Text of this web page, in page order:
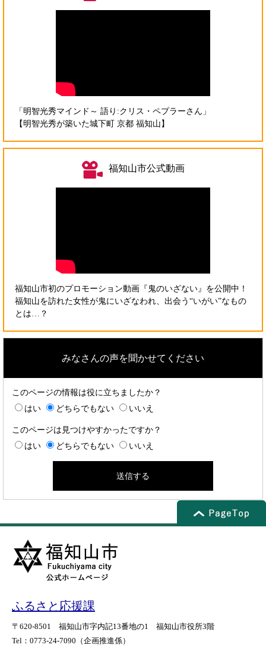
「明智光秀マインド～ 語り:クリス・ペプラーさん」
【明智光秀が築いた城下町 京都 福知山】
福知山市公式動画
福知山市初のプロモーション動画『鬼のいざない』を公開中！
福知山を訪れた女性が鬼にいざなわれ、出会う“いがい”なもの
とは…？
みなさんの声を聞かせてください
このページの情報は役に立ちましたか？
はい
どちらでもない いいえ
このページは見つけやすかったですか？
はい
どちらでもない いいえ
ふるさと応援課
〒620-8501 福知山市字内記13番地の1 福知山市役所3階
Tel：0773-24-7090 （企画推進係）